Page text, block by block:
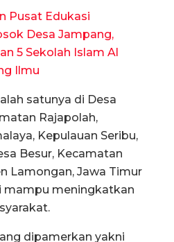
Pusat Edukasi
Desa Jampang,
5 Sekolah Islam Al
Ilmu
satunya di Desa
Rajapolah,
Kepulauan Seribu,
Besur, Kecamatan
Lamongan, Jawa Timur
mampu meningkatkan
dipamerkan yakni